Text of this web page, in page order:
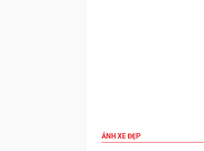
ẢNH XE ĐẸP